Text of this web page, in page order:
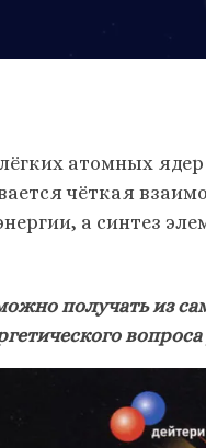
атомных
чёткая
а синтез
получать из
вопроса